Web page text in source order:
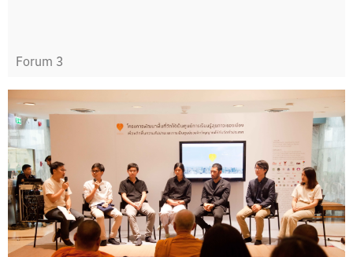
Forum 3